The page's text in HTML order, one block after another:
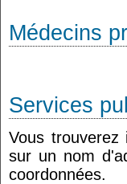
Médecins
Services
Vous
sur un nom
coordonnées.